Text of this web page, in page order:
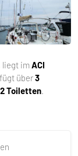
liegt imACI
über3
2 Toiletten.